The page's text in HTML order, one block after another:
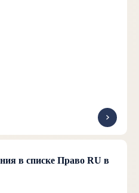
в списке Право RU в